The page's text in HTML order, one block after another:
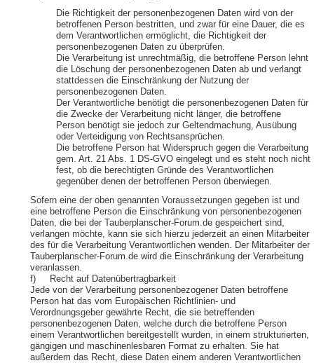
Die Richtigkeit der personenbezogenen Daten wird von der
betroffenen Person bestritten, und zwar für eine Dauer, die es
dem Verantwortlichen ermöglicht, die Richtigkeit der
personenbezogenen Daten zu überprüfen.
Die Verarbeitung ist unrechtmäßig, die betroffene Person lehnt
die Löschung der personenbezogenen Daten ab und verlangt
stattdessen die Einschränkung der Nutzung der
personenbezogenen Daten.
Der Verantwortliche benötigt die personenbezogenen Daten für
die Zwecke der Verarbeitung nicht länger, die betroffene
Person benötigt sie jedoch zur Geltendmachung, Ausübung
oder Verteidigung von Rechtsansprüchen.
Die betroffene Person hat Widerspruch gegen die Verarbeitung
gem. Art. 21 Abs. 1 DS-GVO eingelegt und es steht noch nicht
fest, ob die berechtigten Gründe des Verantwortlichen
gegenüber denen der betroffenen Person überwiegen.
Sofern eine der oben genannten Voraussetzungen gegeben ist und
eine betroffene Person die Einschränkung von personenbezogenen
Daten, die bei der Tauberplanscher-Forum.de gespeichert sind,
verlangen möchte, kann sie sich hierzu jederzeit an einen Mitarbeiter
des für die Verarbeitung Verantwortlichen wenden. Der Mitarbeiter der
Tauberplanscher-Forum.de wird die Einschränkung der Verarbeitung
veranlassen.
f) Recht auf Datenübertragbarkeit
Jede von der Verarbeitung personenbezogener Daten betroffene
Person hat das vom Europäischen Richtlinien- und
Verordnungsgeber gewährte Recht, die sie betreffenden
personenbezogenen Daten, welche durch die betroffene Person
einem Verantwortlichen bereitgestellt wurden, in einem strukturierten,
gängigen und maschinenlesbaren Format zu erhalten. Sie hat
außerdem das Recht, diese Daten einem anderen Verantwortlichen